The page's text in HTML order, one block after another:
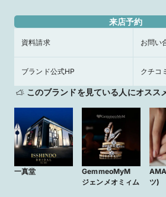
来店予約
資料請求 お問い
ブランド公式HP クチコ
このブランドを見ている人にオスス
一真堂
GemmeoMyM
ジェンメオミィム
ツ)